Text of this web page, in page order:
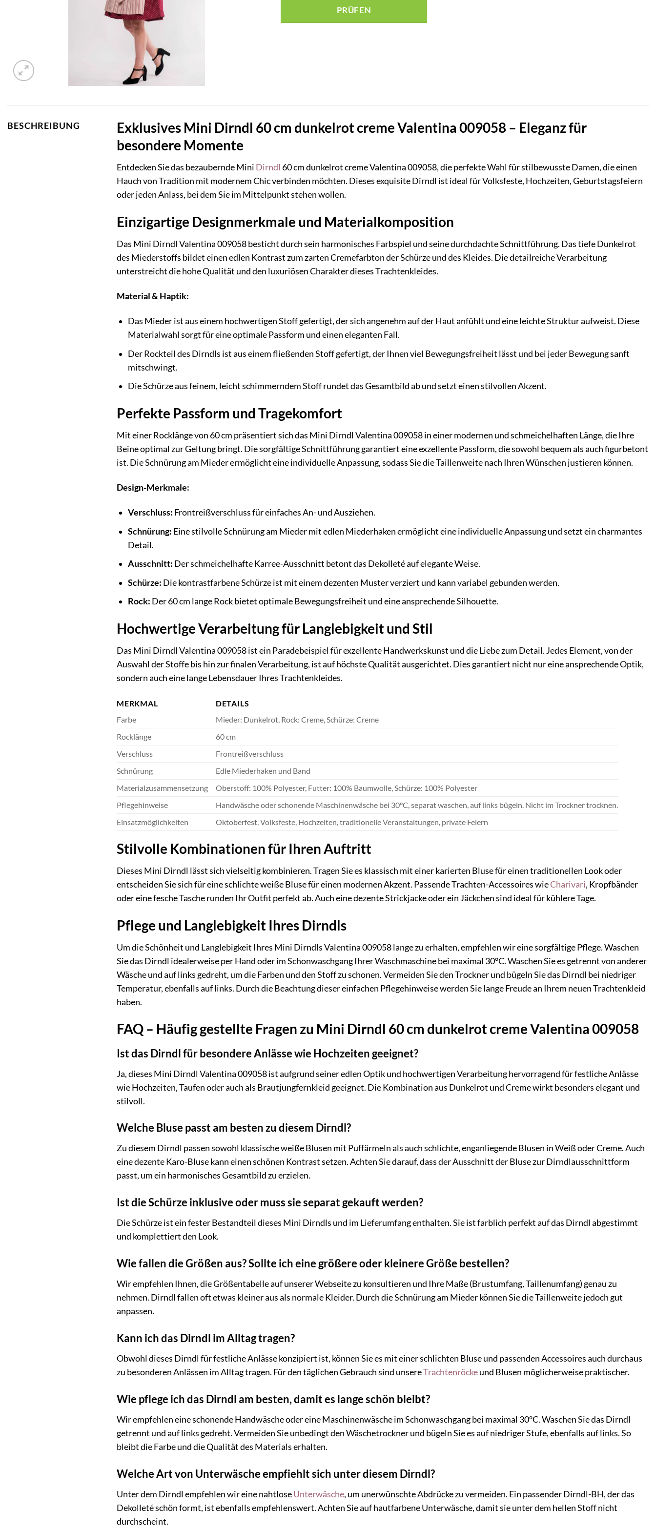
RÜFEN
BESCHREIBUNG
Exklusives Mini Dirndl 60 cm dunkelrot creme Valentina 009058 – Eleganz für
besondere Momente
Entdecken Sie das bezaubernde Mini Dirndl 60 cm dunkelrot creme Valentina 009058, die perfekte Wahl für stilbewusste Damen, die einen
Hauch von Tradition mit modernem Chic verbinden möchten. Dieses exquisite Dirndl ist ideal für Volksfeste, Hochzeiten, Geburtstagsfeiern
oder jeden Anlass, bei dem Sie im Mittelpunkt stehen wollen.
Einzigartige Designmerkmale und Materialkomposition
Das Mini Dirndl Valentina 009058 besticht durch sein harmonisches Farbspiel und seine durchdachte Schnittführung. Das tiefe Dunkelrot
des Miederstoffs bildet einen edlen Kontrast zum zarten Cremefarbton der Schürze und des Kleides. Die detailreiche Verarbeitung
unterstreicht die hohe Qualität und den luxuriösen Charakter dieses Trachtenkleides.
Material & Haptik:
Das Mieder ist aus einem hochwertigen Stoff gefertigt, der sich angenehm auf der Haut anfühlt und eine leichte Struktur aufweist. Diese
Materialwahl sorgt für eine optimale Passform und einen eleganten Fall.
Der Rockteil des Dirndls ist aus einem fließenden Stoff gefertigt, der Ihnen viel Bewegungsfreiheit lässt und bei jeder Bewegung sanft
mitschwingt.
Die Schürze aus feinem, leicht schimmerndem Stoff rundet das Gesamtbild ab und setzt einen stilvollen Akzent.
Perfekte Passform und Tragekomfort
Mit einer Rocklänge von 60 cm präsentiert sich das Mini Dirndl Valentina 009058 in einer modernen und schmeichelhaften Länge, die Ihre
Beine optimal zur Geltung bringt. Die sorgfältige Schnittführung garantiert eine exzellente Passform, die sowohl bequem als auch figurbetont
ist. Die Schnürung am Mieder ermöglicht eine individuelle Anpassung, sodass Sie die Taillenweite nach Ihren Wünschen justieren können.
Design-Merkmale:
Verschluss: Frontreißverschluss für einfaches An- und Ausziehen.
Schnürung: Eine stilvolle Schnürung am Mieder mit edlen Miederhaken ermöglicht eine individuelle Anpassung und setzt ein charmantes
Detail.
Ausschnitt: Der schmeichelhafte Karree-Ausschnitt betont das Dekolleté auf elegante Weise.
Schürze: Die kontrastfarbene Schürze ist mit einem dezenten Muster verziert und kann variabel gebunden werden.
Rock: Der 60 cm lange Rock bietet optimale Bewegungsfreiheit und eine ansprechende Silhouette.
Hochwertige Verarbeitung für Langlebigkeit und Stil
Das Mini Dirndl Valentina 009058 ist ein Paradebeispiel für exzellente Handwerkskunst und die Liebe zum Detail. Jedes Element, von der
Auswahl der Stoffe bis hin zur finalen Verarbeitung, ist auf höchste Qualität ausgerichtet. Dies garantiert nicht nur eine ansprechende Optik,
sondern auch eine lange Lebensdauer Ihres Trachtenkleides.
MERKMAL
DETAILS
Farbe
Mieder: Dunkelrot, Rock: Creme, Schürze: Creme
Rocklänge
60 cm
Verschluss
Frontreißverschluss
Schnürung
Edle Miederhaken und Band
Materialzusammensetzung
Oberstoff: 100% Polyester, Futter: 100% Baumwolle, Schürze: 100% Polyester
Pflegehinweise
Handwäsche oder schonende Maschinenwäsche bei 30°C, separat waschen, auf links bügeln. Nicht im Trockner trocknen.
Einsatzmöglichkeiten
Oktoberfest, Volksfeste, Hochzeiten, traditionelle Veranstaltungen, private Feiern
Stilvolle Kombinationen für Ihren Auftritt
Dieses Mini Dirndl lässt sich vielseitig kombinieren. Tragen Sie es klassisch mit einer karierten Bluse für einen traditionellen Look oder
entscheiden Sie sich für eine schlichte weiße Bluse für einen modernen Akzent. Passende Trachten-Accessoires wieCharivari, Kropfbänder
oder eine fesche Tasche runden Ihr Outfit perfekt ab. Auch eine dezente Strickjacke oder ein Jäckchen sind ideal für kühlere Tage.
Pflege und Langlebigkeit Ihres Dirndls
Um die Schönheit und Langlebigkeit Ihres Mini Dirndls Valentina 009058 lange zu erhalten, empfehlen wir eine sorgfältige Pflege. Waschen
Sie das Dirndl idealerweise per Hand oder im Schonwaschgang Ihrer Waschmaschine bei maximal 30°C. Waschen Sie es getrennt von anderer
Wäsche und auf links gedreht, um die Farben und den Stoff zu schonen. Vermeiden Sie den Trockner und bügeln Sie das Dirndl bei niedriger
Temperatur, ebenfalls auf links. Durch die Beachtung dieser einfachen Pflegehinweise werden Sie lange Freude an Ihrem neuen Trachtenkleid
haben.
FAQ – Häufig gestellte Fragen zu Mini Dirndl 60 cm dunkelrot creme Valentina 009058
Ist das Dirndl für besondere Anlässe wie Hochzeiten geeignet?
Ja, dieses Mini Dirndl Valentina 009058 ist aufgrund seiner edlen Optik und hochwertigen Verarbeitung hervorragend für festliche Anlässe
wie Hochzeiten, Taufen oder auch als Brautjungfernkleid geeignet. Die Kombination aus Dunkelrot und Creme wirkt besonders elegant und
stilvoll.
Welche Bluse passt am besten zu diesem Dirndl?
Zu diesem Dirndl passen sowohl klassische weiße Blusen mit Puffärmeln als auch schlichte, enganliegende Blusen in Weiß oder Creme. Auch
eine dezente Karo-Bluse kann einen schönen Kontrast setzen. Achten Sie darauf, dass der Ausschnitt der Bluse zur Dirndlausschnittform
passt, um ein harmonisches Gesamtbild zu erzielen.
Ist die Schürze inklusive oder muss sie separat gekauft werden?
Die Schürze ist ein fester Bestandteil dieses Mini Dirndls und im Lieferumfang enthalten. Sie ist farblich perfekt auf das Dirndl abgestimmt
und komplettiert den Look.
Wie fallen die Größen aus? Sollte ich eine größere oder kleinere Größe bestellen?
Wir empfehlen Ihnen, die Größentabelle auf unserer Webseite zu konsultieren und Ihre Maße (Brustumfang, Taillenumfang) genau zu
nehmen. Dirndl fallen oft etwas kleiner aus als normale Kleider. Durch die Schnürung am Mieder können Sie die Taillenweite jedoch gut
anpassen.
Kann ich das Dirndl im Alltag tragen?
Obwohl dieses Dirndl für festliche Anlässe konzipiert ist, können Sie es mit einer schlichten Bluse und passenden Accessoires auch durchaus
zu besonderen Anlässen im Alltag tragen. Für den täglichen Gebrauch sind unsereTrachtenröckeund Blusen möglicherweise praktischer.
Wie pflege ich das Dirndl am besten, damit es lange schön bleibt?
Wir empfehlen eine schonende Handwäsche oder eine Maschinenwäsche im Schonwaschgang bei maximal 30°C. Waschen Sie das Dirndl
getrennt und auf links gedreht. Vermeiden Sie unbedingt den Wäschetrockner und bügeln Sie es auf niedriger Stufe, ebenfalls auf links. So
bleibt die Farbe und die Qualität des Materials erhalten.
Welche Art von Unterwäsche empfiehlt sich unter diesem Dirndl?
Unter dem Dirndl empfehlen wir eine nahtloseUnterwäsche, um unerwünschte Abdrücke zu vermeiden. Ein passender Dirndl-BH, der das
Dekolleté schön formt, ist ebenfalls empfehlenswert. Achten Sie auf hautfarbene Unterwäsche, damit sie unter dem hellen Stoff nicht
durchscheint.